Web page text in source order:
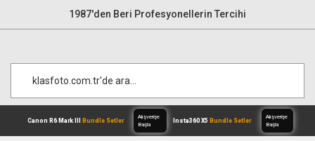
1987'den Beri Profesyonellerin Tercihi